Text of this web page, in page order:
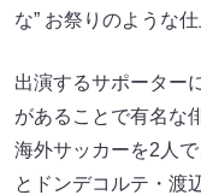
な” お祭りのような
出演するサポーター
があることで有名な
海外サッカーを2人
とドンデコルテ・渡